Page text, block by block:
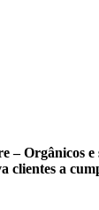
– Orgânicos e
clientes a